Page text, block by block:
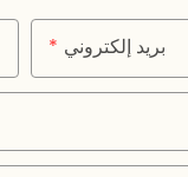
بريد إلكتروني